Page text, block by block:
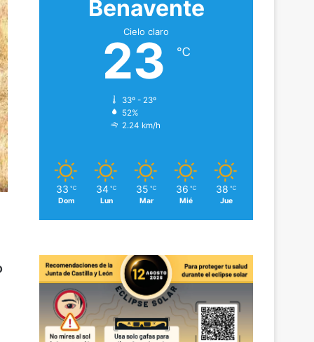
Benavente
Cielo claro
23 ℃
33º - 23º
52%
2.24 km/h
33 ℃
Dom
34 ℃
Lun
35 ℃
Mar
36 ℃
Mié
38 ℃
Jue